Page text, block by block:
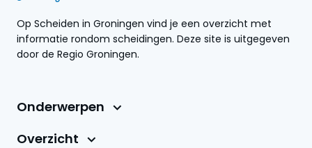
Op Scheiden in Groningen vind je een overzicht met
informatie rondom scheidingen. Deze site is uitgegeven
door de Regio Groningen.
Onderwerpen
Overzicht